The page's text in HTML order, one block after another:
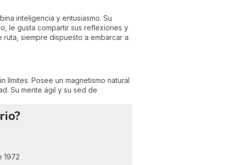
inteligencia y entusiasmo. Su
le gusta compartir sus reflexiones y
siempre dispuesto a embarcar a
límites. Posee un magnetismo natural
Su mente ágil y su sed de
1972